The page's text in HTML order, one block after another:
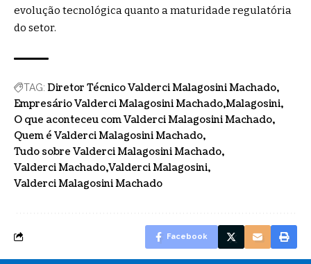
evolução tecnológica quanto a maturidade regulatória
do setor.
TAG: Diretor Técnico Valderci Malagosini Machado
Empresário Valderci Malagosini Machado Malagosini
O que aconteceu com Valderci Malagosini Machado
Quem é Valderci Malagosini Machado
Tudo sobre Valderci Malagosini Machado
Valderci Machado Valderci Malagosini
Valderci Malagosini Machado
Facebook